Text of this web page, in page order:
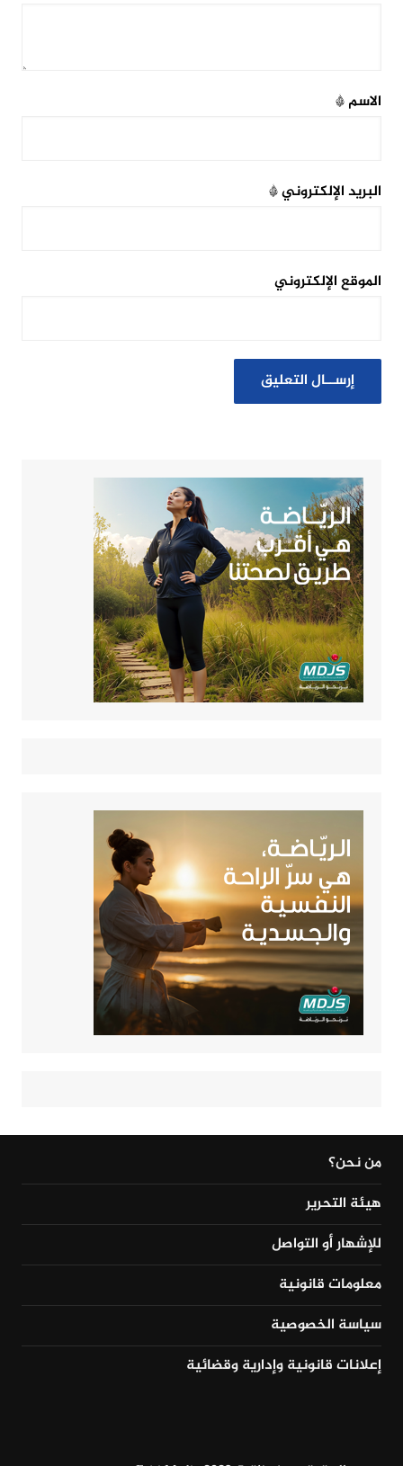
الاسم*
البريد الإلكتروني*
الموقع الإلكتروني
من نحن؟
هيئة التحرير
للإشهار أو التواصل
معلومات قانونية
سياسة الخصوصية
إعلانات قانونية وإدارية وقضائية